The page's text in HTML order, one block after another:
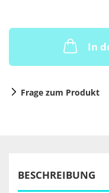
In
Frage zum Produkt
BESCHREIBUNG